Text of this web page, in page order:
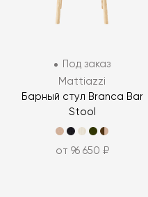
Под заказ
Mattiazzi
Барный стул Branca Bar
Stool
от 96 650 ₽